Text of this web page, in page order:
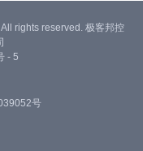
rights reserved. 极客邦控
- 5
号